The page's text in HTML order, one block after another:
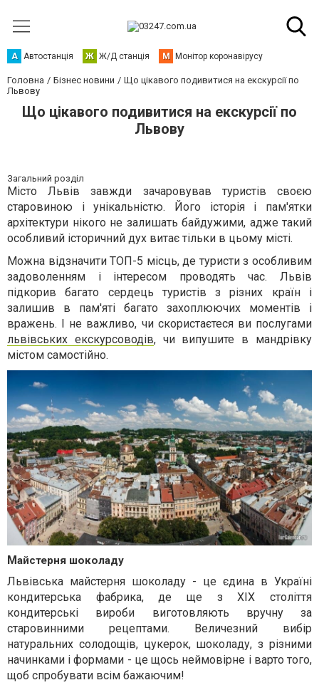
А Автостанція Ж Ж/Д станція М Монітор коронавірусу
Головна Бізнес новини
Що цікавого подивитися на екскурсії по
Львову
Що цікавого подивитися на екскурсії по
Львову
Загальний розділ
Місто Львів завжди зачаровував туристів своєю
старовиною і унікальністю. Його історія і пам'ятки
архітектури нікого не залишать байдужими, адже такий
особливий історичний дух витає тільки в цьому місті.
Можна відзначити ТОП-5 місць, де туристи з особливим
задоволенням і інтересом проводять час. Львів
підкорив багато сердець туристів з різних країні
залишив в пам'яті багато захоплюючих моментів і
вражень. І не важливо, чи скористаєтеся ви послугами
львівських екскурсоводів, чи випушите в мандрівку
містом самостійно.
Майстерня шоколаду
Львівська майстерня шоколаду - це єдина в Україні
кондитерська фабрика, де ще з XIX століття
кондитерські вироби виготовляють вручну за
старовинними рецептами. Величезний вибір
натуральних солодощів, цукерок, шоколаду, з різними
начинками і формами - це щось неймовірне і варто того,
щоб спробувати всім бажаючим!